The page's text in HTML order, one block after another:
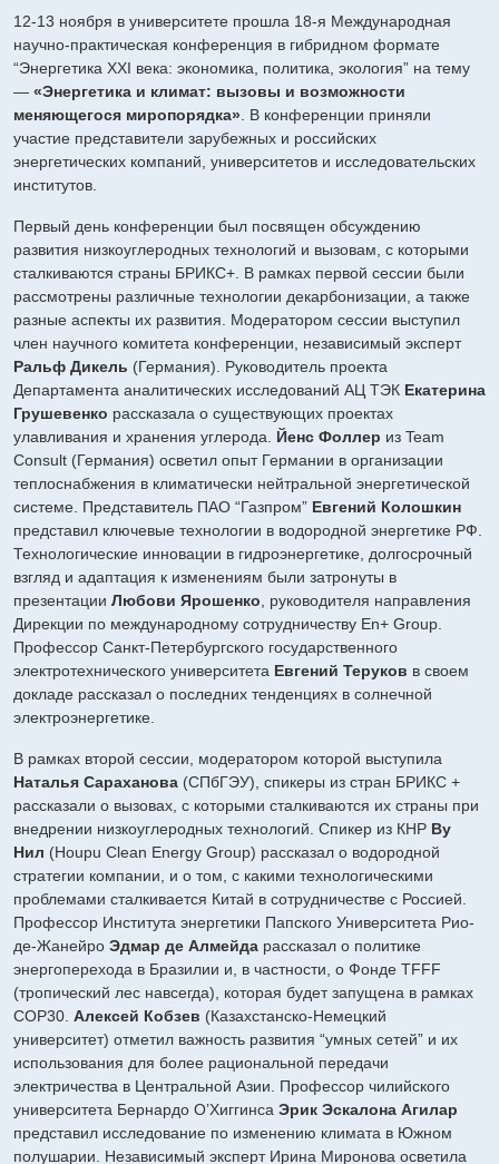
12-13 ноября в университете прошла 18-я Международная
научно-практическая конференция в гибридном формате
“Энергетика XXI века: экономика, политика, экология” на тему
— «Энергетика и климат: вызовы и возможности
меняющегося миропорядка» . В конференции приняли
участие представители зарубежных и российских
энергетических компаний, университетов и исследовательских
институтов.
Первый день конференции был посвящен обсуждению
развития низкоуглеродных технологий и вызовам, с которыми
сталкиваются страны БРИКС+. В рамках первой сессии были
рассмотрены различные технологии декарбонизации, а также
разные аспекты их развития. Модератором сессии выступил
член научного комитета конференции, независимый эксперт
Ральф Дикель (Германия). Руководитель проекта
Департамента аналитических исследований АЦ ТЭК Екатерина
Грушевенко рассказала о существующих проектах
улавливания и хранения углерода. Йенс Фоллер из Team
Consult (Германия) осветил опыт Германии в организации
теплоснабжения в климатически нейтральной энергетической
системе. Представитель ПАО “Газпром” Евгений Колошкин
представил ключевые технологии в водородной энергетике РФ.
Технологические инновации в гидроэнергетике, долгосрочный
взгляд и адаптация к изменениям были затронуты в
презентации Любови Ярошенко , руководителя направления
Дирекции по международному сотрудничеству En+ Group.
Профессор Санкт-Петербургского государственного
электротехнического университета Евгений Теруков в своем
докладе рассказал о последних тенденциях в солнечной
электроэнергетике.
В рамках второй сессии, модератором которой выступила
Наталья Сараханова (СПбГЭУ), спикеры из стран БРИКС +
рассказали о вызовах, с которыми сталкиваются их страны при
внедрении низкоуглеродных технологий. Спикер из КНР Ву
Нил (Houpu Clean Energy Group) рассказал о водородной
стратегии компании, и о том, с какими технологическими
проблемами сталкивается Китай в сотрудничестве с Россией.
Профессор Института энергетики Папского Университета Рио-
де-Жанейро Эдмар де Алмейда рассказал о политике
энергоперехода в Бразилии и, в частности, о Фонде TFFF
(тропический лес навсегда), которая будет запущена в рамках
COP30. Алексей Кобзев (Казахстанско-Немецкий
университет) отметил важность развития “умных сетей” и их
использования для более рациональной передачи
электричества в Центральной Азии. Профессор чилийского
университета Бернардо О’Хиггинса Эрик Эскалона Агилар
представил исследование по изменению климата в Южном
полушарии. Независимый эксперт Ирина Миронова осветила